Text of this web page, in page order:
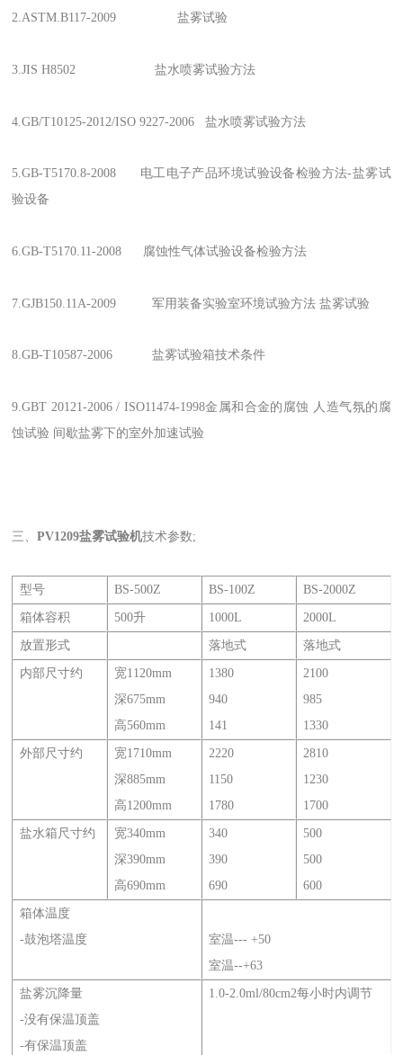
2.ASTM.B117-2009 盐雾试验
3.JIS H8502 盐水喷雾试验方法
4.GB/T10125-2012/ISO 9227-2006 盐水喷雾试验方法
5.GB-T5170.8-2008 电工电子产品环境试验设备检验方法-盐雾试
验设备
6.GB-T5170.11-2008 腐蚀性气体试验设备检验方法
7.GJB150.11A-2009 军用装备实验室环境试验方法 盐雾试验
8.GB-T10587-2006 盐雾试验箱技术条件
9.GBT 20121-2006 / ISO11474-1998金属和合金的腐蚀 人造气氛的腐
蚀试验 间歇盐雾下的室外加速试验
三、PV1209盐雾试验机技术参数;
型号 BS-500Z BS-100Z BS-2000Z
箱体容积 500升 1000L 2000L
放置形式 落地式 落地式
内部尺寸约
宽1120mm
深675mm
高560mm
1380
940
141
2100
985
1330
外部尺寸约
宽1710mm
深885mm
高1200mm
2220
1150
1780
2810
1230
1700
盐水箱尺寸约
宽340mm
深390mm
高690mm
340
390
690
500
500
600
箱体温度
-鼓泡塔温度
室温--- +50
室温--+63
盐雾沉降量
-没有保温顶盖
-有保温顶盖
1.0-2.0ml/80cm2每小时内调节